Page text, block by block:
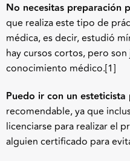
No necesitas preparación
que realiza este tipo de
médica, es decir, estudió
hay cursos cortos, pero
conocimiento médico.[1]
Puedo ir con un
recomendable, ya que
licenciarse para realizar el
alguien certificado para